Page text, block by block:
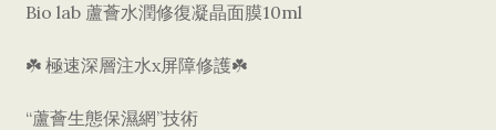
Bio lab 蘆薈水潤修復凝晶面膜10ml
☘️ 極速深層注水x屏障修護☘️
“蘆薈生態保濕網”技術